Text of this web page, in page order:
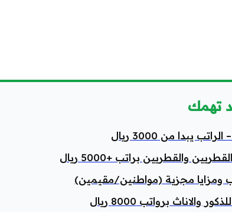
تهمك
من 3000 ريال
براتب +5000 ريال
ومزايا مجزية (مواطنين/مقيمين)
برواتب 8000 ريال